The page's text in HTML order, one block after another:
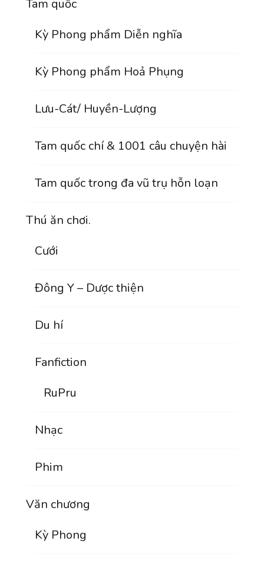
Tam quốc
Kỳ Phong phẩm Diễn nghĩa
Kỳ Phong phẩm Hoả Phụng
Lưu-Cát/ Huyền-Lượng
Tam quốc chí & 1001 câu chuyện hài
Tam quốc trong đa vũ trụ hỗn loạn
Thú ăn chơi.
Cưới
Đông Y – Dược thiện
Du hí
Fanfiction
RuPru
Nhạc
Phim
Văn chương
Kỳ Phong